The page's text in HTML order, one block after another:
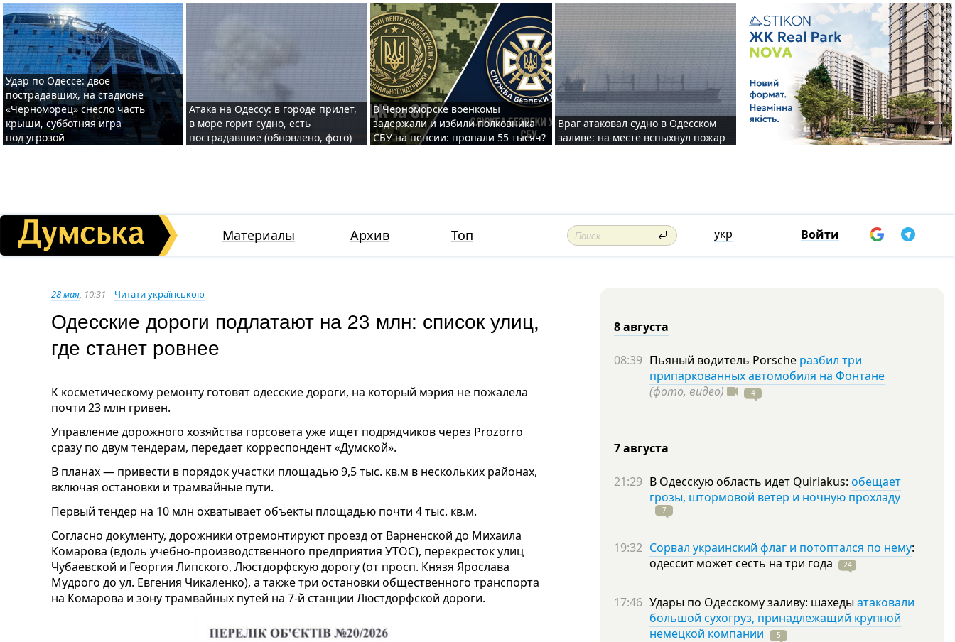
Удар по Одессе: двое
пострадавших, на стадионе
«Черноморец» снесло часть
крыши, субботняя игра
под угрозой
Атака на Одессу: в городе прилет,
в море горит судно, есть
пострадавшие (обновлено, фото)
В Черноморске военкомы
задержали и избили полковника
СБУ на пенсии: пропали 55 тысяч?
Враг атаковал судно в Одесском
заливе: на месте вспыхнул пожар
Материалы Архив Топ укр Войти
28 мая, 10:31 Читати українською
Одесские дороги подлатают на 23 млн: список улиц,
где станет ровнее
К косметическому ремонту готовят одесские дороги, на который мэрия не пожалела
почти 23 млн гривен.
Управление дорожного хозяйства горсовета уже ищет подрядчиков через Prozorro
сразу по двум тендерам, передает корреспондент «Думской».
В планах — привести в порядок участки площадью9,5 тыс. кв.м в нескольких районах,
включая остановки и трамвайные пути.
Первый тендер на 10 млн охватывает объекты площадью почти 4 тыс. кв.м.
Согласно документу, дорожники отремонтируют проезд от Варненской до Михаила
Комарова (вдоль учебно-производственного предприятия УТОС), перекресток улиц
Чубаевской и Георгия Липского, Люстдорфскую дорогу (от просп. Князя Ярослава
Мудрого до ул. Евгения Чикаленко), а также три остановки общественного транспорта
на Комарова и зону трамвайных путей на 7-й станции Люстдорфской дороги.
8 августа
08:39 Пьяный водитель Porsche разбил три
припаркованных автомобиля на Фонтане
(фото, видео)
4
7 августа
21:29 В Одесскую область идет Quiriakus: обещает
грозы, штормовой ветер и ночную прохладу
7
19:32 Сорвал украинский флаг и потоптался по нему:
одессит может сесть на три года 24
17:46 Удары по Одесскому заливу: шахеды атаковали
большой сухогруз, принадлежащий крупной
немецкой компании
5